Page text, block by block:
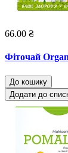
66.00 ₴
Фіточай
До кошику
Додати до